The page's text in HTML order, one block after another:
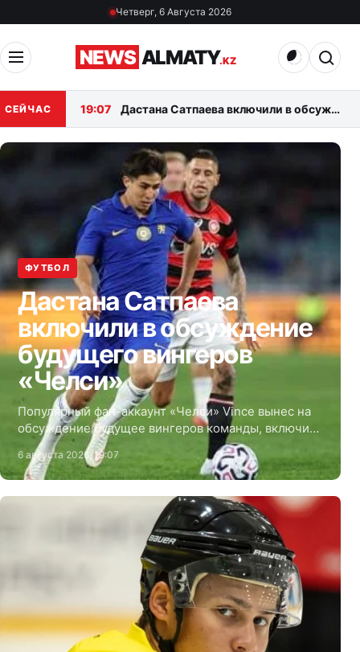
Перейти к материаламЧетверг, 6 Августа 2026
Открыть менюNEWS ALMATY.KZ
СЕЙЧАС 19:07 Дастана Сатпаева включили в обсуждение будущего вингеров «Челси»
ФУТБОЛ
Дастана Сатпаева
включили в обсуждение
будущего вингеров
«Челси»
Популярный фан-аккаунт «Челси» Vince вынес на
обсуждение будущее вингеров команды, включив
в список казахстанского нападающего Дастана
Сатпаева.
6 августа 2026, 19:07